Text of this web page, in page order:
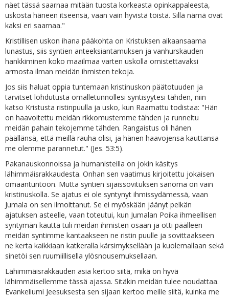
näet tässä saarnaa mitään tuosta korkeasta opinkappaleesta,
uskosta häneen itseensä, vaan vain hyvistä töistä. Sillä nämä ovat
kaksi eri saarnaa."
Kristillisen uskon ihana pääkohta on Kristuksen aikaansaama
lunastus, siis syntien anteeksiantamuksen ja vanhurskauden
hankkiminen koko maailmaa varten uskolla omistettavaksi
armosta ilman meidän ihmisten tekoja.
Jos siis haluat oppia tuntemaan kristinuskon päätotuuden ja
tarvitset lohdutusta omalletunnollesi syntisyytesi tähden, niin
katso Kristusta ristinpuulla ja usko, kun Raamattu todistaa: "Hän
on haavoitettu meidän rikkomustemme tähden ja runneltu
meidän pahain tekojemme tähden. Rangaistus oli hänen
päällänsä, että meillä rauha olisi, ja hänen haavojensa kauttansa
me olemme parannetut." (Jes. 53:5).
Pakanauskonnoissa ja humanisteilla on jokin käsitys
lähimmäisrakkaudesta. Onhan sen vaatimus kirjoitettu jokaisen
omaantuntoon. Mutta syntien sijaissovituksen sanoma on vain
kristinuskolla. Se ajatus ei ole syntynyt ihmissydämessä, vaan
Jumala on sen ilmoittanut. Se ei myöskään jäänyt pelkän
ajatuksen asteelle, vaan toteutui, kun Jumalan Poika ihmeellisen
syntymän kautta tuli meidän ihmisten osaan ja otti päälleen
meidän syntimme kantaakseen ne ristin puulle ja sovittaakseen
ne kerta kaikkiaan katkeralla kärsimyksellään ja kuolemallaan sekä
sinetöi sen ruumiillisella ylösnousemuksellaan.
Lähimmäisrakkauden asia kertoo siitä, mikä on hyvä
lähimmäisellemme tässä ajassa. Sitäkin meidän tulee noudattaa.
Evankeliumi Jeesuksesta sen sijaan kertoo meille siitä, kuinka me